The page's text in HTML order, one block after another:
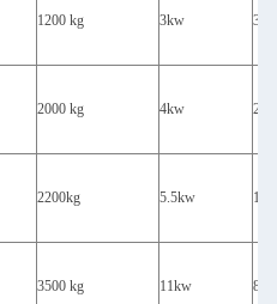
1200 kg 3kw 300
2000 kg 4kw 260
2200kg 5.5kw 180
3500 kg 11kw 80